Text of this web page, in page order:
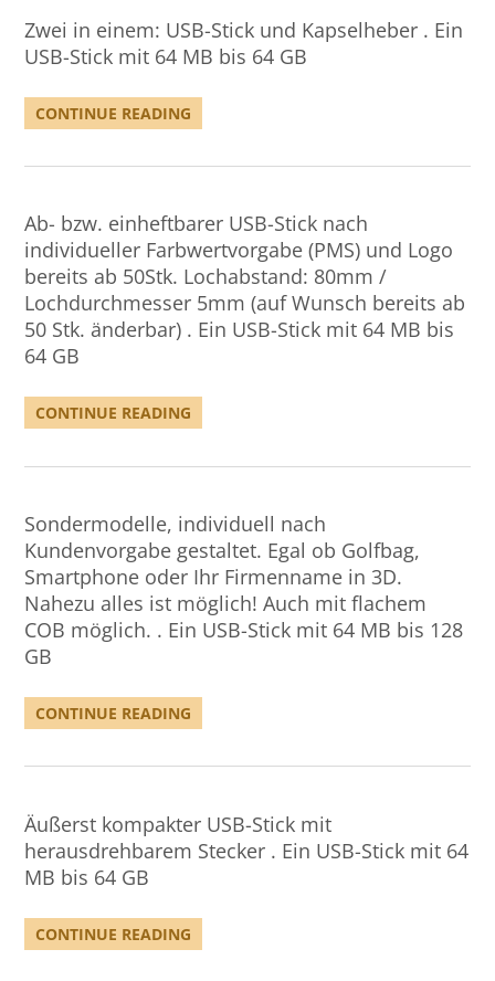
Zwei in einem: USB-Stick und Kapselheber . Ein
USB-Stick mit 64 MB bis 64 GB
CONTINUE READING
Ab- bzw. einheftbarer USB-Stick nach
individueller Farbwertvorgabe (PMS) und Logo
bereits ab 50Stk. Lochabstand: 80mm /
Lochdurchmesser 5mm (auf Wunsch bereits ab
50 Stk. änderbar) . Ein USB-Stick mit 64 MB bis
64 GB
CONTINUE READING
Sondermodelle, individuell nach
Kundenvorgabe gestaltet. Egal ob Golfbag,
Smartphone oder Ihr Firmenname in 3D.
Nahezu alles ist möglich! Auch mit flachem
COB möglich. . Ein USB-Stick mit 64 MB bis 128
GB
CONTINUE READING
Äußerst kompakter USB-Stick mit
herausdrehbarem Stecker . Ein USB-Stick mit 64
MB bis 64 GB
CONTINUE READING